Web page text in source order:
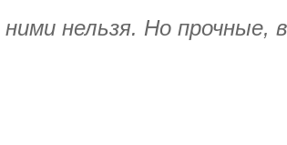
нельзя. Но прочные,